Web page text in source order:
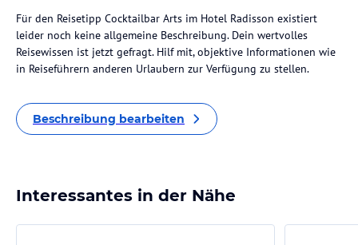
Für den Reisetipp Cocktailbar Arts im Hotel Radisson existiert
leider noch keine allgemeine Beschreibung. Dein wertvolles
Reisewissen ist jetzt gefragt. Hilf mit, objektive Informationen wie
in Reiseführern anderen Urlaubern zur Verfügung zu stellen.
Beschreibung bearbeiten
Interessantes in der Nähe